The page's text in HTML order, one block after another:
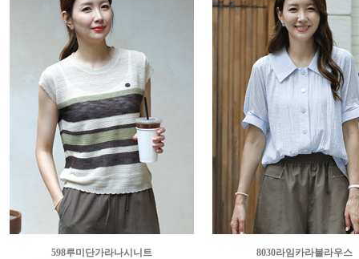
598루미단가라나시니트
8030라임카라블라우스